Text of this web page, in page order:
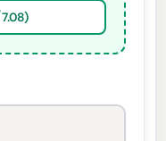
7.08)